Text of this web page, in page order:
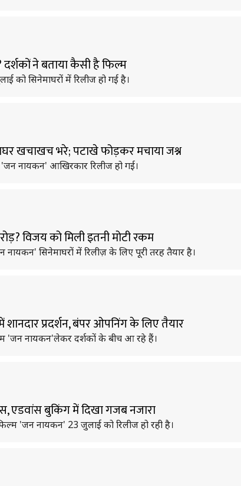
ने बताया कैसी है फिल्म
को सिनेमाघरों में रिलीज हो गई है।
खचाखच भरे; पटाखे फोड़कर मचाया जश्न
नायकन' आखिरकार रिलीज हो गई।
विजय को मिली इतनी मोटी रकम
सिनेमाघरों में रिलीज़ के लिए पूरी तरह तैयार है।
प्रदर्शन, बंपर ओपनिंग के लिए तैयार
'जन नायकन'लेकर दर्शकों के बीच आ रहे हैं।
बुकिंग में दिखा गजब नजारा
'जन नायकन' 23 जुलाई को रिलीज हो रही है।